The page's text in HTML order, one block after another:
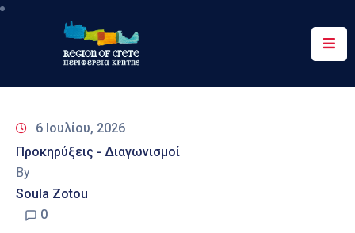
Περιφέρεια
&
Δράσεις
Ψηφιακές
6 Ιουλίου, 2026
Προκηρύξεις - Διαγωνισμοί
By
Soula Zotou
0